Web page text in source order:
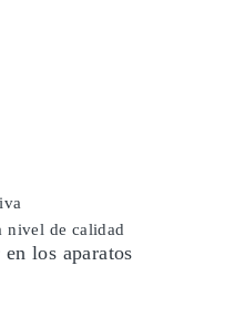
nivel de calidad
los aparatos